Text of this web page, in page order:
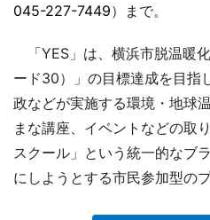
045-227-7449）まで。
「YES」は、横浜市脱温暖
ード30）」の目標達成を目指
政などが実施する環境・地球
まな講座、イベントなどの取
スクール」という統一的なブ
にしようとする市民参加型の